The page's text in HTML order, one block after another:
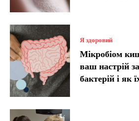
Я здоровий
Мікробіом
ваш настрій
бактерій і як